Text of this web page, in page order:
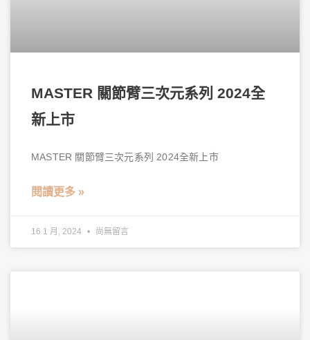
MASTER 關節臂三次元系列 2024全
新上市
MASTER 關節臂三次元系列 2024全新上市
閱讀更多 »
16 1 月, 2024 尚無留言